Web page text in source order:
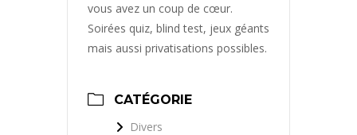
vous avez un coup de cœur.
Soirées quiz, blind test, jeux géants
mais aussi privatisations possibles.
CATÉGORIE
Divers